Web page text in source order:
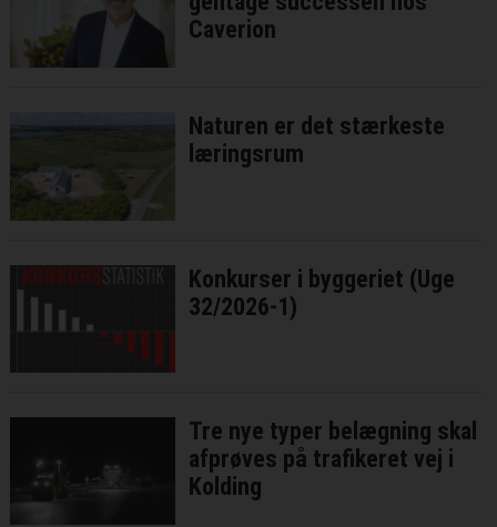
Caverion
Naturen er det stærkeste
læringsrum
Konkurser i byggeriet (Uge
32/2026-1)
Tre nye typer belægning skal
afprøves på trafikeret vej i
Kolding